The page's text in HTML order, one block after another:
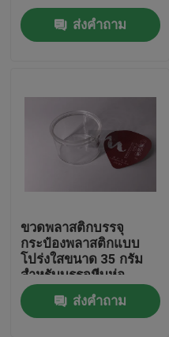
สินค้า
เกี่ยวกับเรา
ทัวร์โรงงาน
ส่งคำถาม
ขวดพลาสติกบรรจุ
กระป๋องพลาสติกแบบ
โปร่งใสขนาด 35 กรัม
สำหรับบรรจุหีบห่อ
ส่งคำถาม